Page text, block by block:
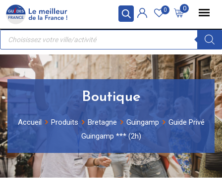
Panneau de gestion des cookies
Skip
content
0
0
Recherche
produits
Boutique
Accueil Produits Bretagne Guingamp
Guide Privé
Guingamp *** (2h)